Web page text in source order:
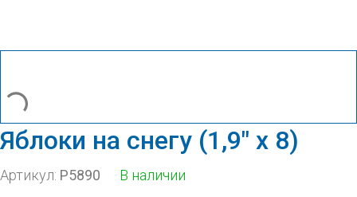
Яблоки на снегу (1,9″ х 8)
Артикул: Р5890 В наличии